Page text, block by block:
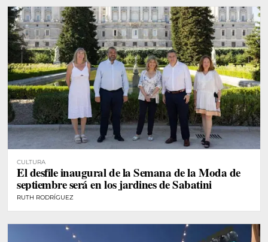
CULTURA
El desfile inaugural de la Semana de la Moda de
septiembre será en los jardines de Sabatini
RUTH RODRÍGUEZ